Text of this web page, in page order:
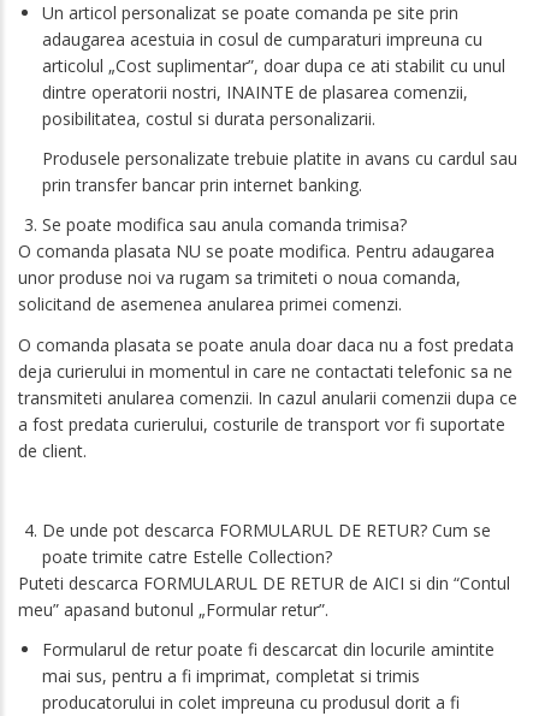
Un articol personalizat se poate comanda pe site prin
adaugarea acestuia in cosul de cumparaturi impreuna cu
articolul „Cost suplimentar”, doar dupa ce ati stabilit cu unul
dintre operatorii nostri, INAINTE de plasarea comenzii,
posibilitatea, costul si durata personalizarii.
Produsele personalizate trebuie platite in avans cu cardul sau
prin transfer bancar prin internet banking.
Se poate modifica sau anula comanda trimisa?
O comanda plasata NU se poate modifica. Pentru adaugarea
unor produse noi va rugam sa trimiteti o noua comanda,
solicitand de asemenea anularea primei comenzi.
O comanda plasata se poate anula doar daca nu a fost predata
deja curierului in momentul in care ne contactati telefonic sa ne
transmiteti anularea comenzii. In cazul anularii comenzii dupa ce
a fost predata curierului, costurile de transport vor fi suportate
de client.
De unde pot descarca FORMULARUL DE RETUR? Cum se
poate trimite catre Estelle Collection?
Puteti descarca FORMULARUL DE RETUR de AICI si din “Contul
meu” apasand butonul „Formular retur”.
Formularul de retur poate fi descarcat din locurile amintite
mai sus, pentru a fi imprimat, completat si trimis
producatorului in colet impreuna cu produsul dorit a fi